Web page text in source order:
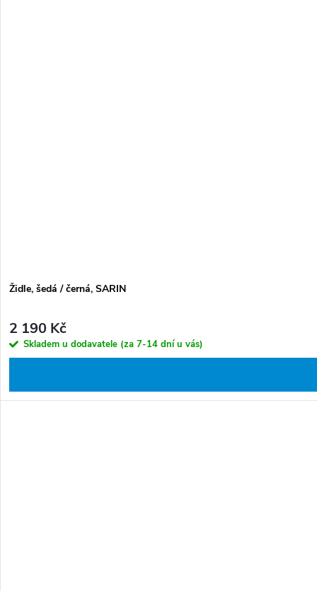
Židle, šedá / černá, SARIN
2 190 Kč
Skladem u dodavatele (za 7-14 dní u vás)